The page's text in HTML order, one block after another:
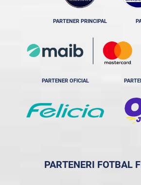
PARTENER PRINCIPAL
PARTENER OFICIAL
PARTENERI FOTBAL